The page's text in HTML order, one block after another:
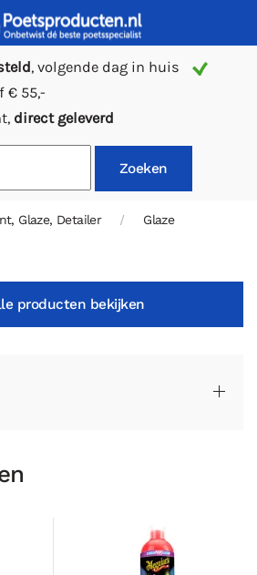
, volgende dag in huis
€ 55,-
direct geleverd
Zoeken
Glaze, Detailer Glaze
producten bekijken